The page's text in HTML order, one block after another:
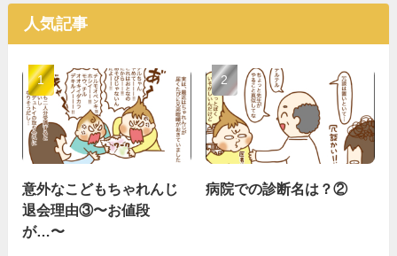
人気記事
意外なこどもちゃれんじ
退会理由③〜お値段
が…〜
病院での診断名は？②